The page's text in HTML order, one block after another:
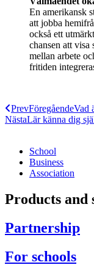
En amerikansk
att jobba
också ett
chansen att
mellan arbete
fritiden
PrevFöregåendeVad
NästaLär känna dig
School
Business
Association
Products and
Partnership
For schools